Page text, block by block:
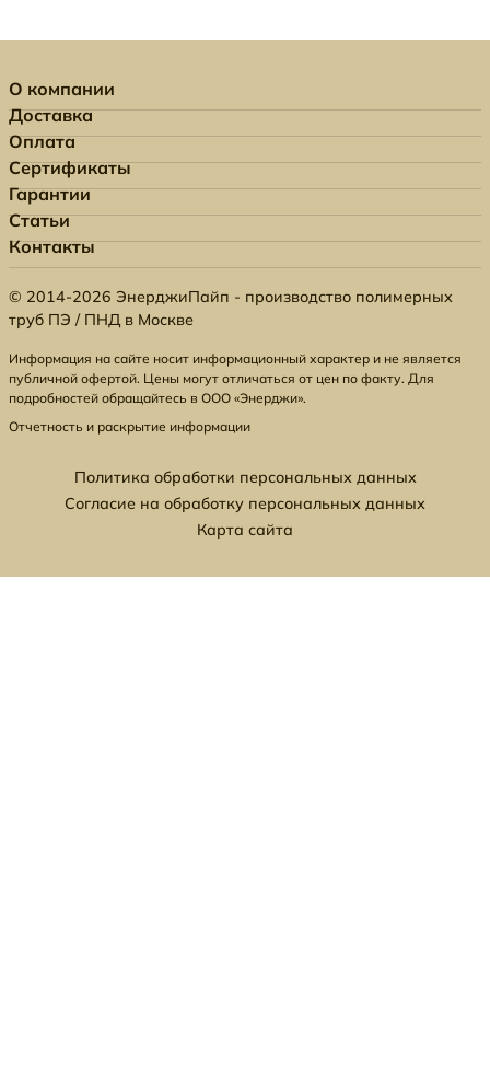
О компании
Доставка
Оплата
Сертификаты
Гарантии
Статьи
Контакты
© 2014-2026 ЭнерджиПайп - производство полимерных
труб ПЭ / ПНД в Москве
Информация на сайте носит информационный характер и не является
публичной офертой. Цены могут отличаться от цен по факту. Для
подробностей обращайтесь в ООО «Энерджи».
Отчетность и раскрытие информации
Политика обработки персональных данных
Согласие на обработку персональных данных
Карта сайта